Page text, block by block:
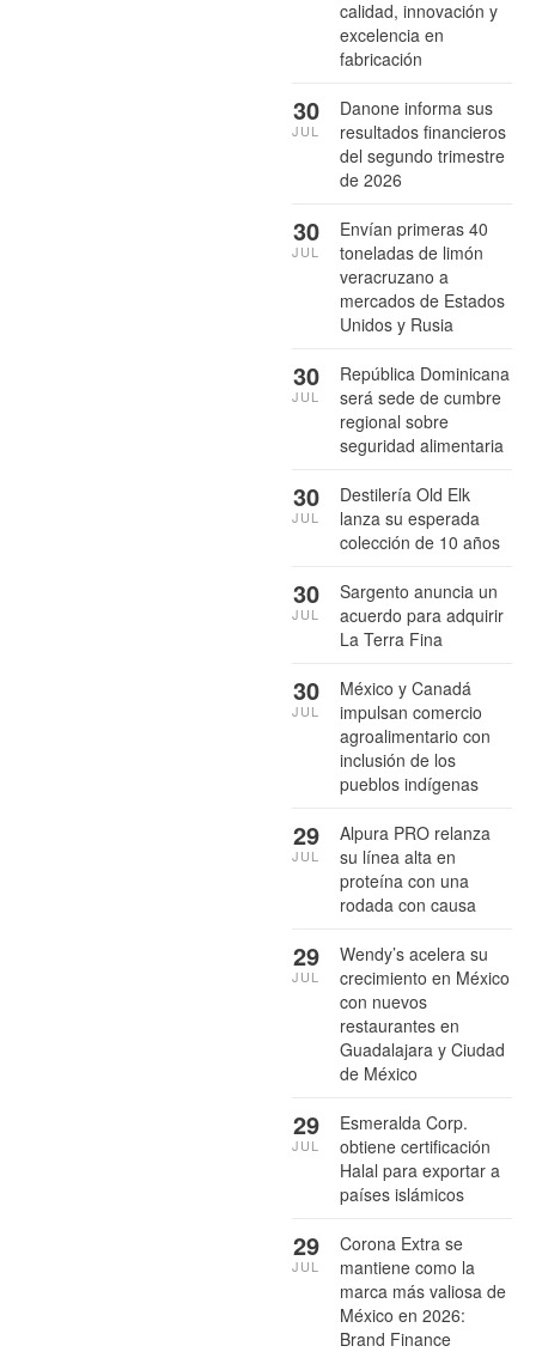
calidad, innovación y
excelencia en
fabricación
Danone informa sus
resultados financieros
del segundo trimestre
de 2026
30
JUL
Envían primeras 40
toneladas de limón
veracruzano a
mercados de Estados
Unidos y Rusia
30
JUL
República Dominicana
será sede de cumbre
regional sobre
seguridad alimentaria
30
JUL
Destilería Old Elk
lanza su esperada
colección de 10 años
30
JUL
Sargento anuncia un
acuerdo para adquirir
La Terra Fina
30
JUL
México y Canadá
impulsan comercio
agroalimentario con
inclusión de los
pueblos indígenas
30
JUL
Alpura PRO relanza
su línea alta en
proteína con una
rodada con causa
29
JUL
Wendy’s acelera su
crecimiento en México
con nuevos
restaurantes en
Guadalajara y Ciudad
de México
29
JUL
Esmeralda Corp.
obtiene certificación
Halal para exportar a
países islámicos
29
JUL
Corona Extra se
mantiene como la
marca más valiosa de
México en 2026:
Brand Finance
29
JUL